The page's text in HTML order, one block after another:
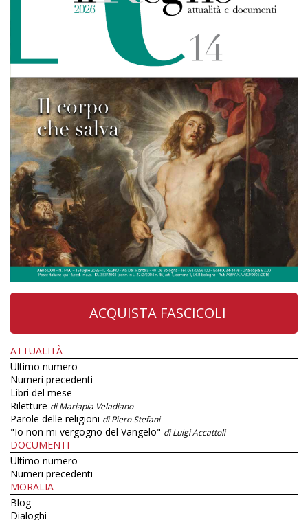
ACQUISTA FASCICOLI
ATTUALITÀ
Ultimo numero
Numeri precedenti
Libri del mese
Riletture di Mariapia Veladiano
Parole delle religioni di Piero Stefani
"Io non mi vergogno del Vangelo" di Luigi Accattoli
DOCUMENTI
Ultimo numero
Numeri precedenti
MORALIA
Blog
Dialoghi